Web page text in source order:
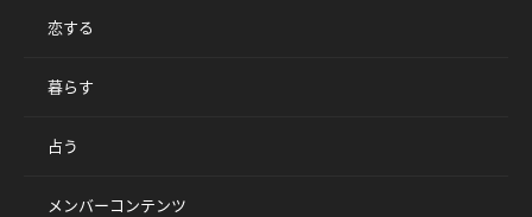
恋する
暮らす
占う
メンバーコンテンツ